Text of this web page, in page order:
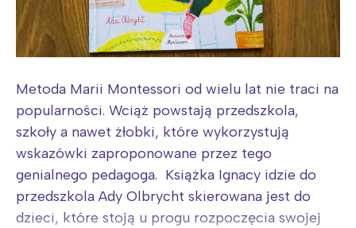
Metoda Marii Montessori od wielu lat nie traci na
popularności. Wciąż powstają przedszkola,
szkoły a nawet żłobki, które wykorzystują
wskazówki zaproponowane przez tego
genialnego pedagoga. Książka Ignacy idzie do
przedszkola Ady Olbrycht skierowana jest do
dzieci, które stoją u progu rozpoczęcia swojej